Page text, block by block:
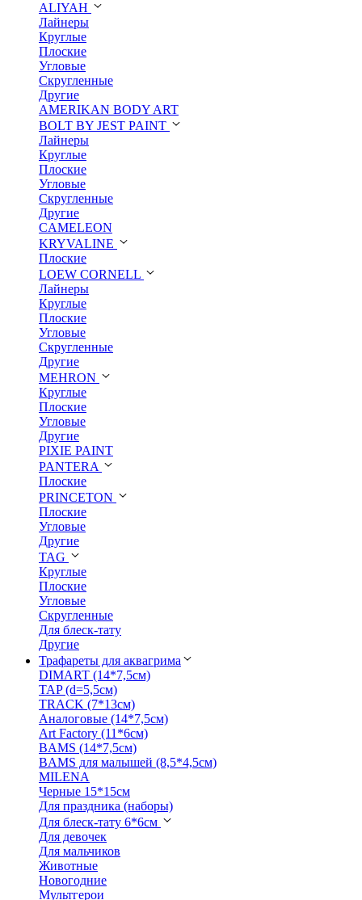
ALIYAH
Лайнеры
Круглые
Плоские
Угловые
Скругленные
Другие
AMERIKAN BODY ART
BOLT BY JEST PAINT
Лайнеры
Круглые
Плоские
Угловые
Скругленные
Другие
CAMELEON
KRYVALINE
Плоские
LOEW CORNELL
Лайнеры
Круглые
Плоские
Угловые
Скругленные
Другие
MEHRON
Круглые
Плоские
Угловые
Другие
PIXIE PAINT
PANTERA
Плоские
PRINCETON
Плоские
Угловые
Другие
TAG
Круглые
Плоские
Угловые
Скругленные
Для блеск-тату
Другие
Трафареты для аквагрима
DIMART (14*7,5см)
TAP (d=5,5см)
TRACK (7*13см)
Аналоговые (14*7,5см)
Art Factory (11*6см)
BAMS (14*7,5см)
BAMS для малышей (8,5*4,5см)
MILENA
Черные 15*15см
Для праздника (наборы)
Для блеск-тату 6*6см
Для девочек
Для мальчиков
Животные
Новогодние
Мультгерои